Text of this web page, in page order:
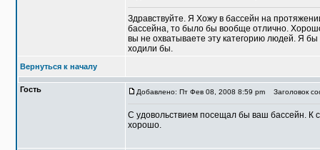
Здравствуйте. Я Хожу в бассейн на
бассейна, то было бы вообще отлично.
вы не охватываете эту категорию людей. Я
ходили бы.
Вернуться к началу
Гость Добавлено: Пт Фев 08, 2008 8:59 pm Заголовок
С удовольствием посещал бы ваш бассейн.
хорошо.